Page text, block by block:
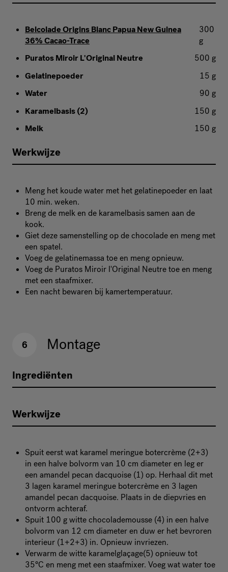
Belcolade Origins Blanc Papua New Guinea
36% Cacao-Trace
300
g
Puratos Miroir L'Original Neutre
500 g
Gelatinepoeder
15 g
Water
90 g
Karamelbasis (2)
150 g
Melk
150 g
Werkwijze
Meng het koude water met het gelatinepoeder en laat
10 min. weken.
Breng de melk en de karamelbasis samen aan de
kook.
Giet deze samenstelling op de chocolade en meng met
een spatel.
Voeg de gelatinemassa toe en meng opnieuw.
Voeg de Puratos Miroir l'Original Neutre toe en meng
met een staafmixer.
Een nacht bewaren bij kamertemperatuur.
6 Montage
Ingrediënten
Werkwijze
Spuit eerst wat karamel meringue botercrème (2+3)
in een halve bolvorm van 10 cm diameter en leg er
een amandel pecan dacquoise (1) op. Herhaal dit met
3 lagen karamel meringue botercrème en 3 lagen
amandel pecan dacquoise. Plaats in de diepvries en
ontvorm achteraf.
Spuit 100 g witte chocolademousse (4) in een halve
bolvorm van 12 cm diameter en duw er het bevroren
interieur (1+2+3) in. Opnieuw invriezen.
Verwarm de witte karamelglaçage(5) opnieuw tot
35°C en meng met een staafmixer. Voeg wat water toe